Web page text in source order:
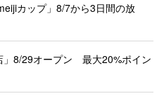
カップ」8/7から3日間の放
」8/29オープン 最大20%ポイン